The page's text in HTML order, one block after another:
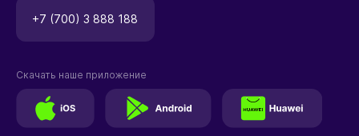
+7 (700) 3 888 188
Скачать наше приложение